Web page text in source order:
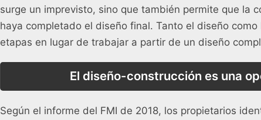
surge un imprevisto, sino que también permite que la
haya completado el diseño final. Tanto el diseño
etapas en lugar de trabajar a partir de un diseño
El diseño-construcción es una
Según el informe del FMI de 2018, los propietarios